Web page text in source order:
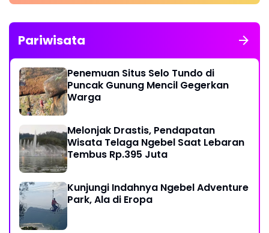
Pariwisata
Penemuan Situs Selo Tundo di
Puncak Gunung Mencil Gegerkan
Warga
Melonjak Drastis, Pendapatan
Wisata Telaga Ngebel Saat Lebaran
Tembus Rp.395 Juta
Kunjungi Indahnya Ngebel Adventure
Park, Ala di Eropa